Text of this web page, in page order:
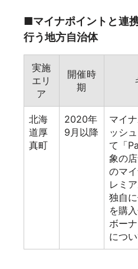
■マイナポイントと連
行う地方自治体
実施
エリ
ア
開催時
期
北海
道厚
真町
2020年
9月以降
マイ
ッシ
て「
象の
のマ
レミ
独自
を購
ボー
につ